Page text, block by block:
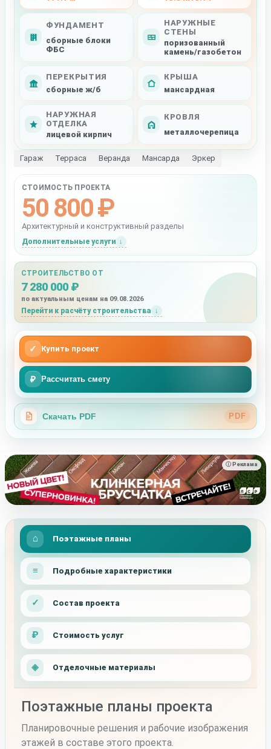
ФУНДАМЕНТ
сборные блоки
ФБС
НАРУЖНЫЕ
СТЕНЫ
поризованный
камень/газобетон
ПЕРЕКРЫТИЯ
сборные ж/б
КРЫША
мансардная
НАРУЖНАЯ
ОТДЕЛКА
лицевой кирпич
КРОВЛЯ
металлочерепица
Гараж Терраса Веранда Мансарда Эркер
СТОИМОСТЬ ПРОЕКТА
50 800 ₽
Архитектурный и конструктивный разделы
Дополнительные услуги
СТРОИТЕЛЬСТВО ОТ
7 280 000 ₽
по актуальным ценам на 09.08.2026
Перейти к расчёту строительства
✓ Купить проект
₽ Рассчитать смету
Скачать PDF PDF
ⓘ Реклама
Поэтажные планы
Подробные характеристики
Состав проекта
Стоимость услуг
Отделочные материалы
Поэтажные планы проекта
Планировочные решения и рабочие изображения
этажей в составе этого проекта.